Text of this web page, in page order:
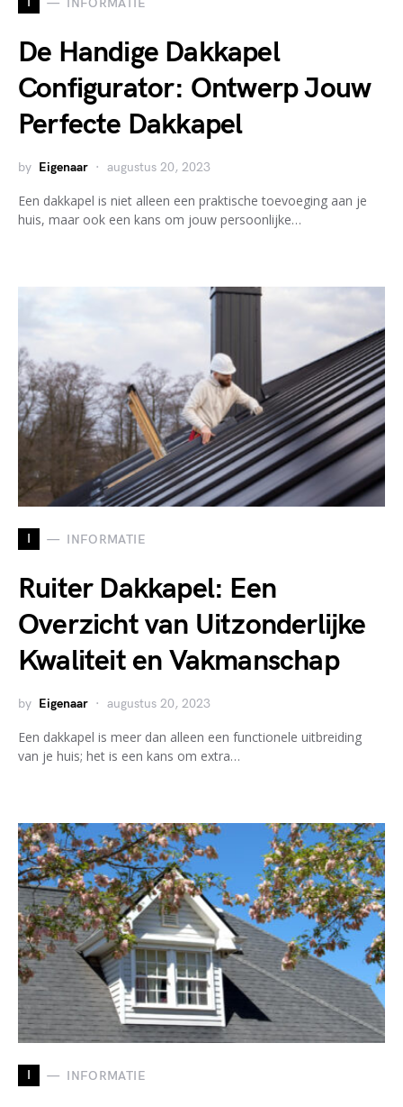
De Handige Dakkapel
Configurator: Ontwerp Jouw
Perfecte Dakkapel
by Eigenaar augustus 20, 2023
Een dakkapel is niet alleen een praktische toevoeging aan je
huis, maar ook een kans om jouw persoonlijke…
I INFORMATIE
Ruiter Dakkapel: Een
Overzicht van Uitzonderlijke
Kwaliteit en Vakmanschap
by Eigenaar augustus 20, 2023
Een dakkapel is meer dan alleen een functionele uitbreiding
van je huis; het is een kans om extra…
I INFORMATIE